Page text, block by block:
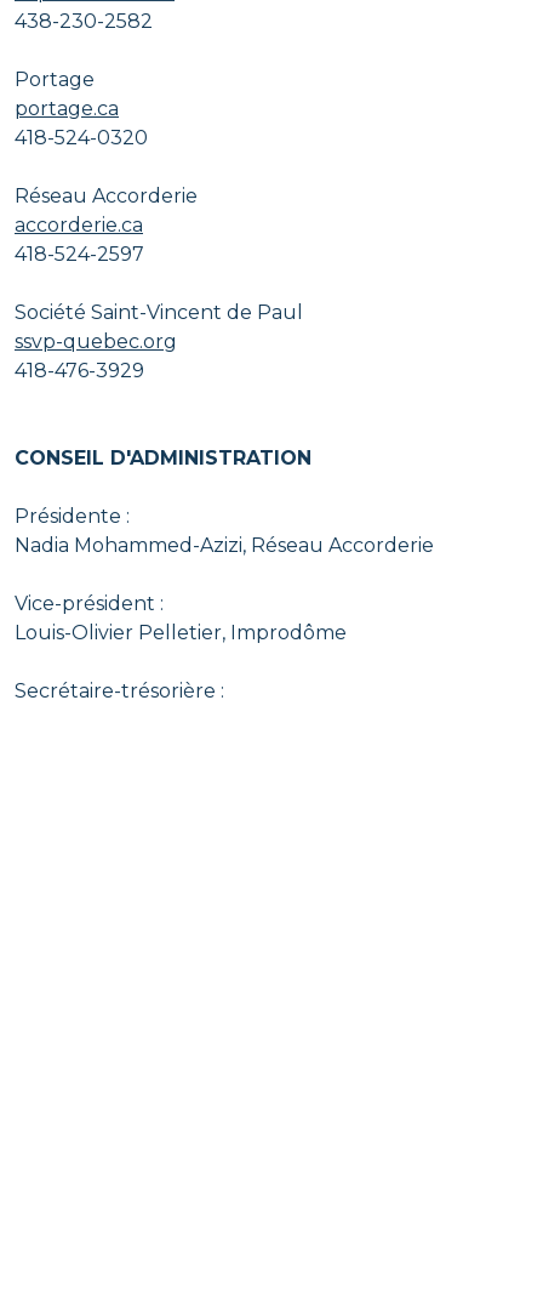
438-230-2582
Portage
portage.ca
418-524-0320
Réseau Accorderie
accorderie.ca
418-524-2597
Société Saint-Vincent de Paul
ssvp-quebec.org
418-476-3929
CONSEIL D'ADMINISTRATION
Présidente :
Nadia Mohammed-Azizi, Réseau Accorderie
Vice-président :
Louis-Olivier Pelletier, Improdôme
Secrétaire-trésorière :